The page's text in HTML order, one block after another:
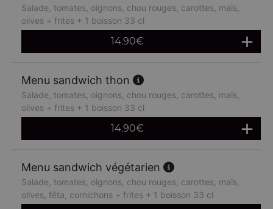
Salade, tomates, oignons, chou rouges, carottes, maïs,
olives + frites + 1 boisson 33 cl
14.90€
Menu sandwich thon
Salade, tomates, oignons, chou rouges, carottes, maïs,
olives + frites + 1 boisson 33 cl
14.90€
Menu sandwich végétarien
Salade, tomates, oignons, chou rouges, carottes, maïs,
olives, fêta, cornichons + frites + 1 boisson 33 cl